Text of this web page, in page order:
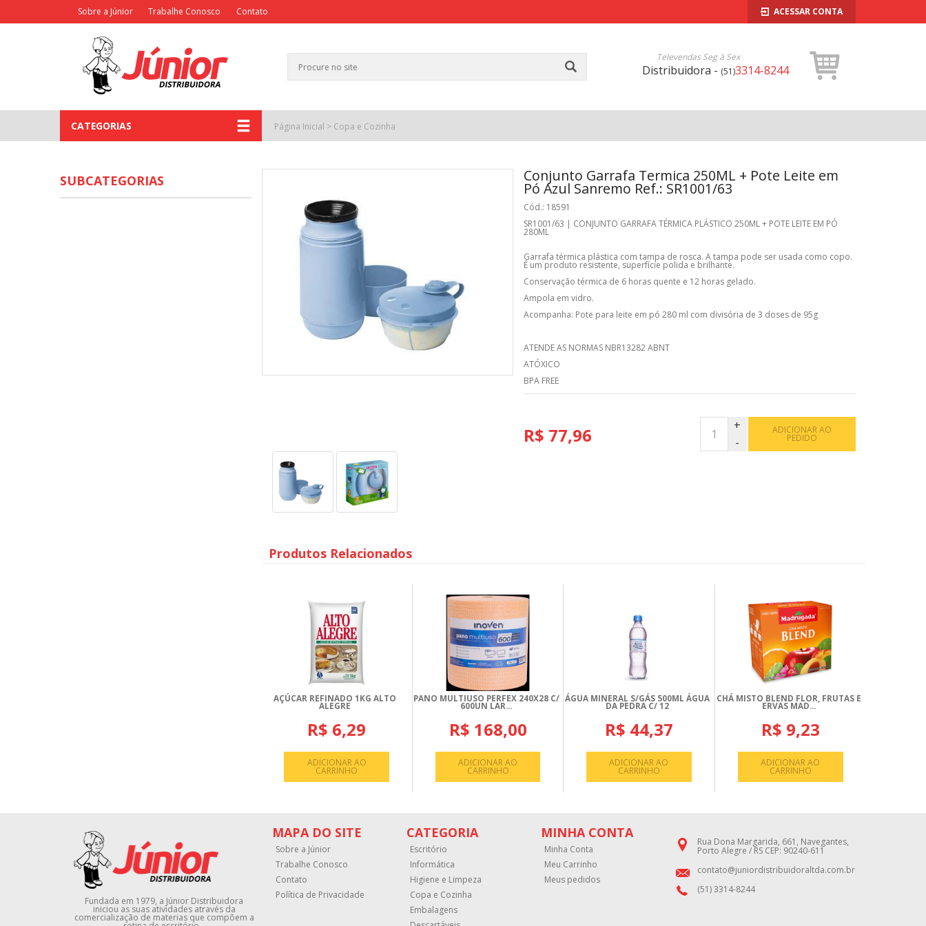
Sobre a Júnior Trabalhe Conosco Contato ACESSAR CONTA
Televendas Seg à Sex
Distribuidora - (51)3314-8244
CATEGORIAS Página Inicial > Copa e Cozinha
Conjunto Garrafa Termica 250ML + Pote Leite em
Pó Azul Sanremo Ref.: SR1001/63
Cód.: 18591
SR1001/63 | CONJUNTO GARRAFA TÉRMICA PLÁSTICO 250ML + POTE LEITE EM PÓ
280ML
Garrafa térmica plástica com tampa de rosca. A tampa pode ser usada como copo.
É um produto resistente, superfície polida e brilhante.
Conservação térmica de 6 horas quente e 12 horas gelado.
Ampola em vidro.
Acompanha: Pote para leite em pó 280 ml com divisória de 3 doses de 95g
ATENDE AS NORMAS NBR13282 ABNT
ATÓXICO
BPA FREE
R$ 77,96 ADICIONAR AO
PEDIDO
Produtos Relacionados
AÇÚCAR REFINADO 1KG ALTO
ALEGRE
R$ 6,29
ADICIONAR AO
CARRINHO
PANO MULTIUSO PERFEX 240X28 C/
600UN LAR...
R$ 168,00
ADICIONAR AO
CARRINHO
ÁGUA MINERAL S/GÁS 500ML ÁGUA
DA PEDRA C/ 12
R$ 44,37
ADICIONAR AO
CARRINHO
CHÁ MISTO BLEND FLOR, FRUTAS E
ERVAS MAD...
R$ 9,23
ADICIONAR AO
CARRINHO
SUBCATEGORIAS
MAPA DO SITE
Sobre a Júnior
Trabalhe Conosco
Contato
Política de Privacidade
CATEGORIA
Escritório
Informática
Higiene e Limpeza
Copa e Cozinha
Embalagens
MINHA CONTA
Minha Conta
Meu Carrinho
Meus pedidos
Fundada em 1979, a Júnior Distribuidora
iniciou as suas atividades através da
comercialização de materias que compõem a
Rua Dona Margarida, 661, Navegantes,
Porto Alegre / RS CEP: 90240-611
contato@juniordistribuidoraltda.com.br
(51) 3314-8244